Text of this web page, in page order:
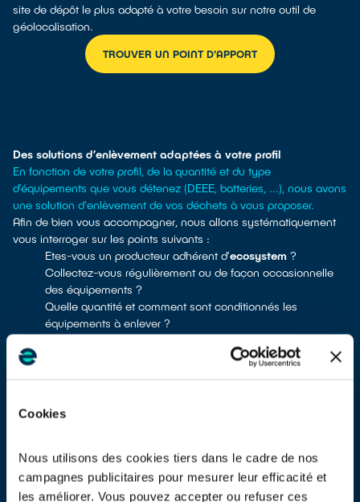
Cookies
Nous utilisons des cookies tiers dans le cadre de nos
campagnes publicitaires pour mesurer leur efficacité et
les améliorer. Vous pouvez accepter ou refuser ces
site de dépôt le plus adapté à votre besoin sur notre outil de
géolocalisation.
TROUVER UN POINT D'APPORT
Des solutions d’enlèvement adaptées à votre profil
En fonction de votre profil, de la quantité et du type
d’équipements que vous détenez (DEEE, batteries, ...), nous avons
une solution d'enlèvement de vos déchets à vous proposer.
Afin de bien vous accompagner, nous allons systématiquement
vous interroger sur les points suivants :
Etes-vous un producteur adhérent d’ecosystem ?
Collectez-vous régulièrement ou de façon occasionnelle
des équipements ?
Quelle quantité et comment sont conditionnés les
équipements à enlever ?
équipements électriques ménagers, professionnels, des
enlever ?
DES ÉQUIPEMENTS ÉLECTRIQUES ET LAMPES
DES PILES ET BATTERIES DES TÉLÉPHONES